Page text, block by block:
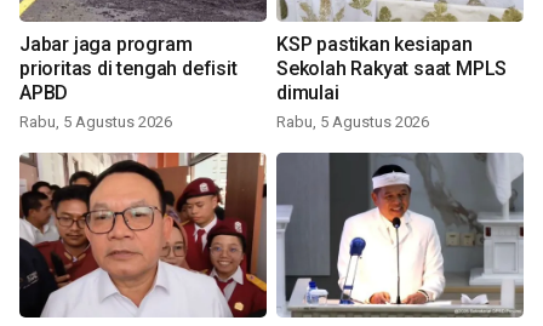
Jabar jaga program
prioritas di tengah defisit
APBD
Rabu, 5 Agustus 2026
KSP pastikan kesiapan
Sekolah Rakyat saat MPLS
dimulai
Rabu, 5 Agustus 2026